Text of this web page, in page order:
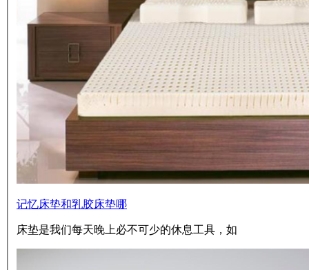
记忆床垫和乳胶床垫哪
床垫是我们每天晚上必不可少的休息工具，如